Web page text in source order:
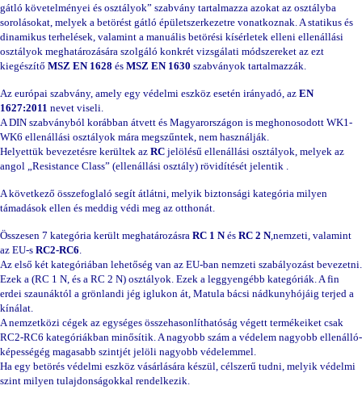
gátló követelményei és osztályok” szabvány tartalmazza azokat az osztályba
sorolásokat, melyek a betörést gátló épületszerkezetre vonatkoznak. A statikus és
dinamikus terhelések, valamint a manuális betörési kísérletek elleni ellenállási
osztályok meghatározására szolgáló konkrét vizsgálati módszereket az ezt
kiegészítő MSZ EN 1628 és MSZ EN 1630 szabványok tartalmazzák.
Az európai szabvány, amely egy védelmi eszköz esetén irányadó, az EN
1627:2011 nevet viseli.
A DIN szabványból korábban átvett és Magyarországon is meghonosodott WK1-
WK6 ellenállási osztályok mára megszűntek, nem használják.
Helyettük bevezetésre kerültek az RC jelölésű ellenállási osztályok, melyek az
angol „Resistance Class” (ellenállási osztály) rövidítését jelentik .
A következő összefoglaló segít átlátni, melyik biztonsági kategória milyen
támadások ellen és meddig védi meg az otthonát.
Összesen 7 kategória került meghatározásra RC 1 Nés RC 2 N,nemzeti, valamint
az EU-s RC2-RC6
Az első két kategóriában lehetőség van az EU-ban nemzeti szabályozást bevezetni.
Ezek a (RC 1 N, és a RC 2 N) osztályok. Ezek a leggyengébb kategóriák. A fin
erdei szaunáktól a grönlandi jég iglukon át, Matula bácsi nádkunyhójáig terjed a
kínálat.
A nemzetközi cégek az egységes összehasonlíthatóság végett termékeiket csak
RC2-RC6 kategóriákban minősítik. A nagyobb szám a védelem nagyobb ellenálló-
képességég magasabb szintjét jelöli nagyobb védelemmel.
Ha egy betörés védelmi eszköz vásárlására készül, célszerű tudni, melyik védelmi
szint milyen tulajdonságokkal rendelkezik.